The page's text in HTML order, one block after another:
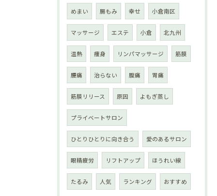
めまい 腸もみ 幸せ 小倉南区
マッサージ エステ 小倉 北九州
温熱 痩身 リンパマッサージ 筋膜
腰痛 治らない 腹痛 胃痛
筋膜リリース 原因 よもぎ蒸し
プライベートサロン
ひとりひとりに向き合う 愛のあるサロン
眼精疲労 リフトアップ ほうれい線
たるみ 人気 ランキング おすすめ